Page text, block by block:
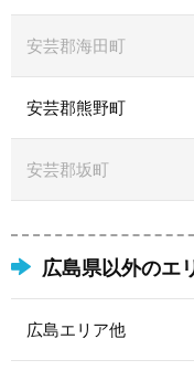
安芸郡海田町
安芸郡熊野町
安芸郡坂町
広島県以外のエ
広島エリア他